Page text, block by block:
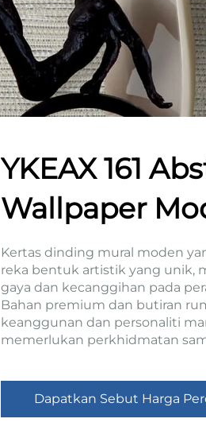
YKEAX 161
Wallpaper
Perabot Dan
Dinding Hotel
Kertas dinding mural moden
reka bentuk artistik yang unik,
gaya dan kecanggihan pada
Bahan premium dan butiran
keanggunan dan personaliti
memerlukan perkhidmatan
Dapatkan Sebut Harga